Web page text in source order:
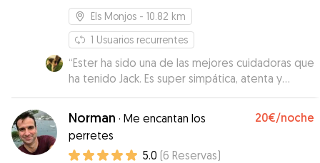
Martha estuvo todo el tiempo enviándome
fotos y vídeos de cómo estaba marchando
todo. Ha resultado una experiencia perfecta!. Sin
dudarlo repetiremos con ellos en caso de
necesitarlo y los recomendaré siempre. Mil
gracias!”
Els Monjos - 10.82 km
1 Usuarios recurrentes
“Ester ha sido una de las mejores cuidadoras que
ha tenido Jack. Es super simpática, atenta y
dedicada al cuidado de nuestro pequeño
grandullón. Nos ha ido informando cada día de
cómo se encontraba Jack y sin duda
repetiremos. 100% recomendable!
Norman · Me encantan los
perretes
20€/noche
5.0 (6 Reservas)